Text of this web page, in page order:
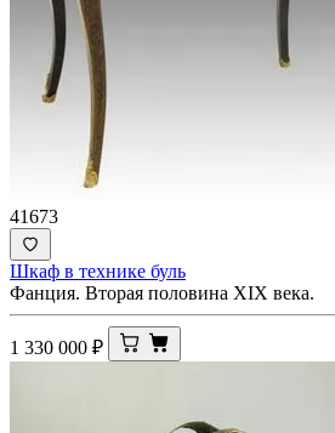
41673
Шкаф в технике буль
Фанция. Вторая половина XIX века.
1 330 000 ₽